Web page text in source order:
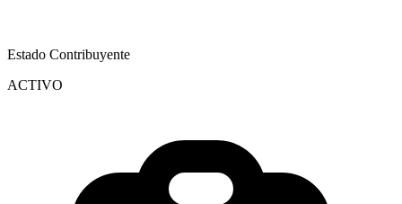
Estado Contribuyente
ACTIVO